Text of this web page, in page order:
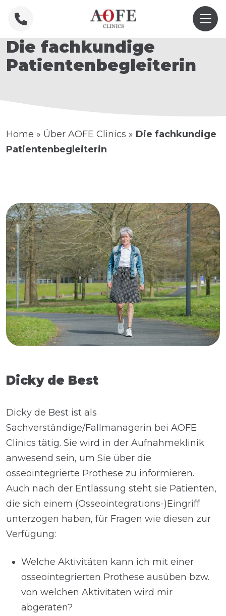
Die fachkundige
Patientenbegleiterin
Home » Über AOFE Clinics » Die fachkundige
Patientenbegleiterin
Dicky de Best
Dicky de Best ist als
Sachverständige/Fallmanagerin bei AOFE
Clinics tätig. Sie wird in der Aufnahmeklinik
anwesend sein, um Sie über die
osseointegrierte Prothese zu informieren.
Auch nach der Entlassung steht sie Patienten,
die sich einem (Osseointegrations-)Eingriff
unterzogen haben, für Fragen wie diesen zur
Verfügung:
Welche Aktivitäten kann ich mit einer
osseointegrierten Prothese ausüben bzw.
von welchen Aktivitäten wird mir
abgeraten?